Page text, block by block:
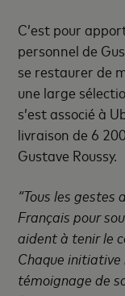
C’est pour
personnel de
se restaurer de
une large
s’est associé à
livraison de 6
Gustave Roussy.
“Tous les
Français pour
aident à tenir le
Chaque initiative
témoignage de